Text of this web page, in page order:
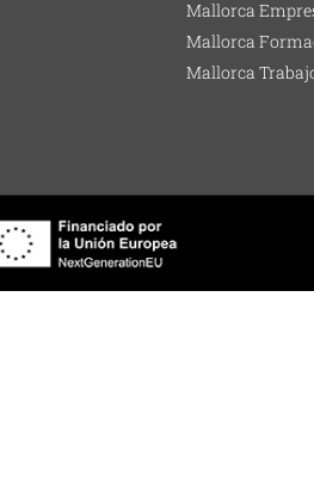
Mallorca
Mallorca
Mallorca